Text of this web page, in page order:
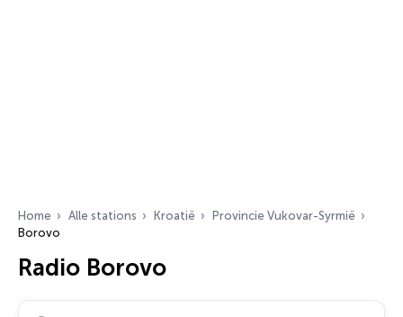
Home Alle stations Kroatië
Provincie Vukovar-Syrmië
Borovo
Radio Borovo